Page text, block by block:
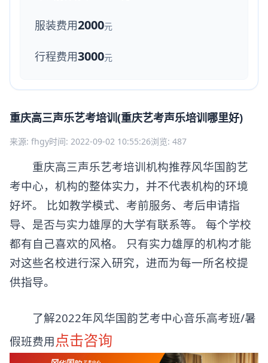
服装费用2000元
行程费用3000元
重庆高三声乐艺考培训(重庆艺考声乐培训哪里好)
来源: fhgy时间: 2022-09-02 10:55:26浏览: 487
重庆高三声乐艺考培训机构推荐风华国韵艺
考中心， 机构的整体实力，并不代表机构的环境
好坏。 比如教学模式、考前服务、考后申请指
导、是否与实力雄厚的大学有联系等。 每个学校
都有自己喜欢的风格。 只有实力雄厚的机构才能
对这些名校进行深入研究，进而为每一所名校提
供指导。
了解2022年风华国韵艺考中心音乐高考班/暑
假班费用点击咨询